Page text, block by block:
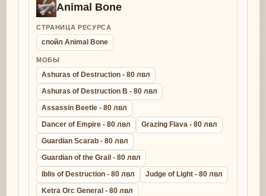
Animal Bone
СТРАНИЦА РЕСУРСА
спойл Animal Bone
МОБЫ
Ashuras of Destruction - 80 лвл
Ashuras of Destruction B - 80 лвл
Assassin Beetle - 80 лвл
Dancer of Empire - 80 лвл
Grazing Flava - 80 лвл
Guardian Scarab - 80 лвл
Guardian of the Grail - 80 лвл
Iblis of Destruction - 80 лвл
Judge of Light - 80 лвл
Ketra Orc General - 80 лвл